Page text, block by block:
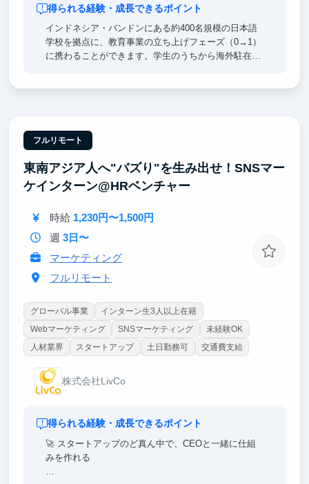
得られる経験・成長できるポイント
インドネシア・バンドンにある約400名規模の日本語
学校を拠点に、教育事業の立ち上げフェーズ（0→1）
に携わることができます。学生のうちから海外駐在経
つ仲間と出会える環境があります。日本とアジアをつ
なぐ循環型の「人材育成モデル」の最前線で、リアル
な社会課題と向き合いながら経験を積めることも大き
な魅力です！
フルリモート
東南アジア人へ"バズり"を生み出せ！SNSマー
ケインターン@HRベンチャー
時給 1,230円〜1,500円
週 3日〜
マーケティング
フルリモート
グローバル事業
インターン生3人以上在籍
Webマーケティング
SNSマーケティング
未経験OK
人材業界
スタートアップ 土日勤務可 交通費支給
株式会社LivCo
得られる経験・成長できるポイント
🚀 スタートアップのど真ん中で、CEOと一緒に仕組
みを作れる